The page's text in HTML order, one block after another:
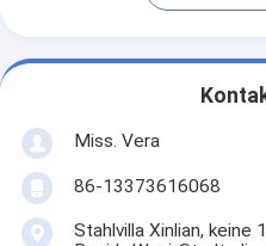
Miss. Vera
86-13373616068
Stahlvilla Xinlian, keine